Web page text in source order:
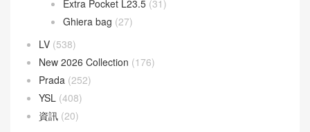
Puzzle 手袋(35)
Squeeze 手袋(7)
loropiana
Bale bag(23)
Extra Bag L27
Extra Pocket L19
Extra Pocket L23.5